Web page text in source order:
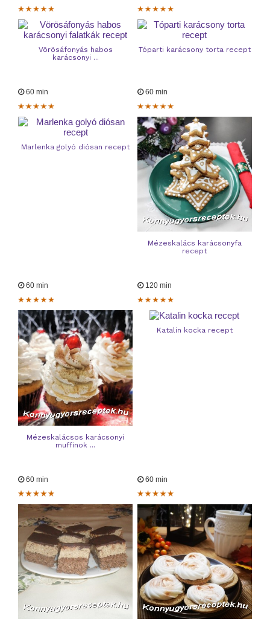
Vörösáfonyás habos
karácsonyi ...
Tóparti karácsony torta recept
60 min
Marlenka golyó diósan recept
60 min
Mézeskalács karácsonyfa
recept
60 min
Mézeskalácsos karácsonyi
muffinok ...
120 min
Katalin kocka recept
60 min 60 min